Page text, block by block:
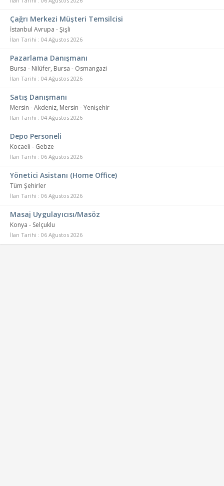
Çağrı Merkezi Müşteri Temsilcisi
İstanbul Avrupa - Şişli
İlan Tarihi : 04 Ağustos 2026
Pazarlama Danışmanı
Bursa - Nilüfer, Bursa - Osmangazi
İlan Tarihi : 04 Ağustos 2026
Satış Danışmanı
Mersin - Akdeniz, Mersin - Yenişehir
İlan Tarihi : 04 Ağustos 2026
Depo Personeli
Kocaeli - Gebze
İlan Tarihi : 06 Ağustos 2026
Yönetici Asistanı (Home Office)
Tüm Şehirler
İlan Tarihi : 06 Ağustos 2026
Masaj Uygulayıcısı/Masöz
Konya - Selçuklu
İlan Tarihi : 06 Ağustos 2026